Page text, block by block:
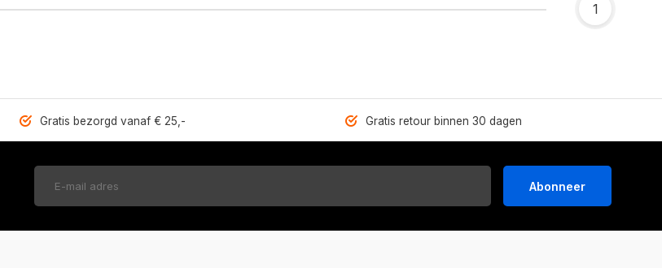
1
Gratis bezorgd vanaf € 25,- Gratis retour binnen 30 dagen
Abonneer